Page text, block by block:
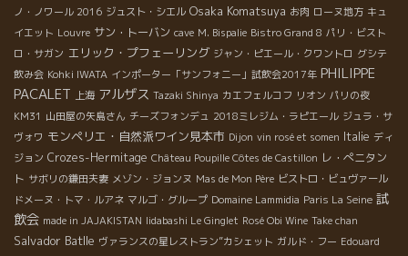
ノ・ノワール 2016 ジュスト・シエル Osaka Komatsuya お肉 ローヌ地方 キュ
イエット Louvre サン・トーバン cave M. Bispalie Bistro Grand 8 パリ・ビスト
ロ・サガン エリック・プフェーリング ジャン・ピエール・クワントロ グシテ
飲み会 Kohki IWATA インポーター「サンフォニー」試飲会2017年 PHILIPPE
PACALET 上海 アルザス Tazaki Shinya カエフェルコフ リオン パリの夜
KM31 山田屋の矢島さん チーズフォンデュ 2018ミレジム・ラピエール ジュラ・サ
ヴォワ モンペリエ・自然派ワイン見本市 Dijon vin rosé et somen Italie ディ
ジョン Crozes-Hermitage Château Poupille Côtes de Castillon レ・ぺニタン
ト サボリの鎌田夫妻 メゾン・ジョンヌ Mas de Mon Père ビストロ・ビュヴァール
ドメーヌ・トマ・ルアネ マルゴ・グループ Domaine Lammidia Paris La Seine 試
飲会 made in JAJAKISTAN Iidabashi Le Ginglet Rosé Obi Wine Take chan
Salvador Batlle ヴァランスの星レストラン”カシェット ガルド・フー Edouard